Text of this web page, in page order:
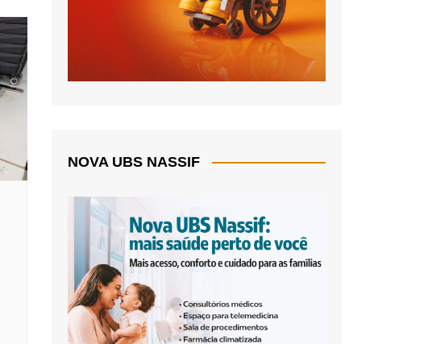
NOVA UBS NASSIF